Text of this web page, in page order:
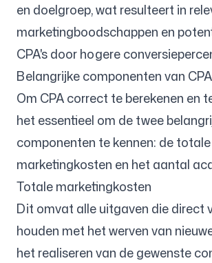
en doelgroep, wat resulteert in
marketingboodschappen en
CPA's door hogere
Belangrijke componenten van CPA
Om CPA correct te berekenen en
het essentieel om de twee
componenten te kennen: de totale
marketingkosten en het aantal
Totale marketingkosten
Dit omvat alle uitgaven die direct
houden met het werven van
het realiseren van de gewenste